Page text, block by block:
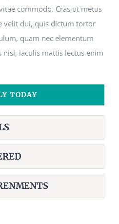
commodo. Cras ut metus
velit dui, quis dictum tortor
quam nec elementum
iaculis mattis lectus enim
TODAY